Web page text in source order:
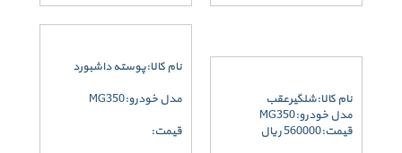
نام کالا:شلگیرعقب
مدل خودرو:MG350
قیمت:560000 ریال
نام کالا:پوسته داشبورد
مدل خودرو:MG350
قیمت: